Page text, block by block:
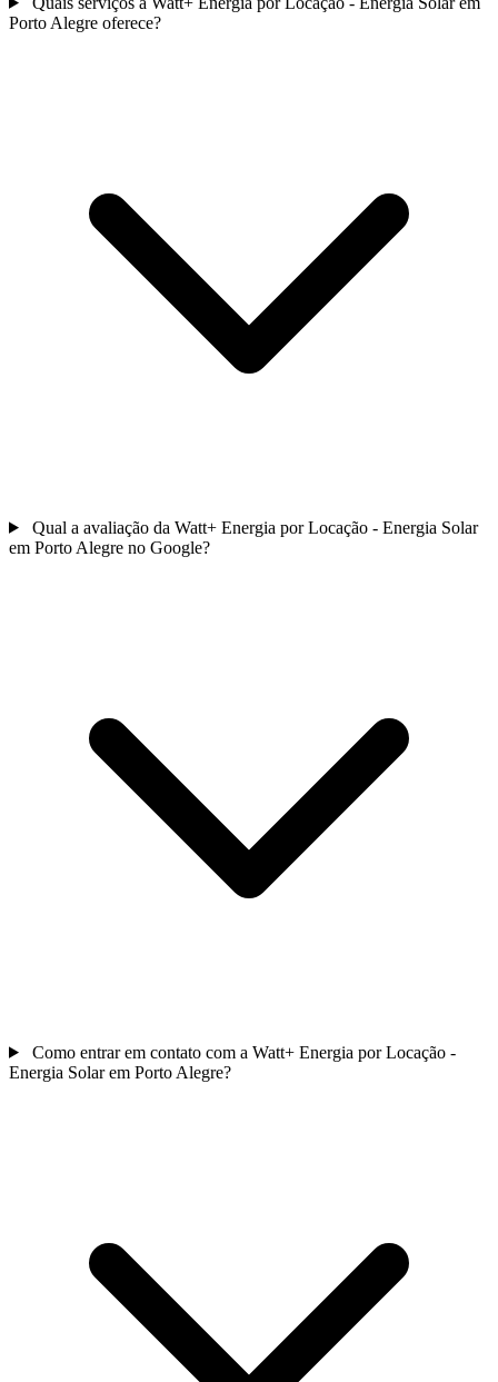
Porto Alegre oferece?
Qual a avaliação da Watt+ Energia por Locação - Energia Solar
em Porto Alegre no Google?
Como entrar em contato com a Watt+ Energia por Locação -
Energia Solar em Porto Alegre?